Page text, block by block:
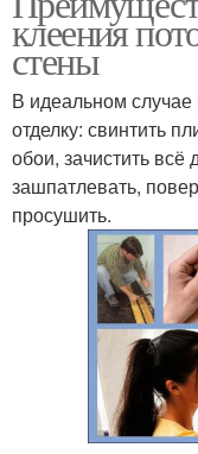
клеения
стены
В идеальном
отделку: свинтить
обои, зачистить всё
зашпатлевать,
просушить.